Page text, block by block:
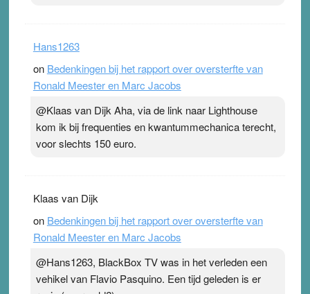
Hans1263
on Bedenkingen bij het rapport over oversterfte van
Ronald Meester en Marc Jacobs
@Klaas van Dijk Aha, via de link naar Lighthouse
kom ik bij frequenties en kwantummechanica terecht,
voor slechts 150 euro.
Klaas van Dijk
on Bedenkingen bij het rapport over oversterfte van
Ronald Meester en Marc Jacobs
@Hans1263, BlackBox TV was in het verleden een
vehikel van Flavio Pasquino. Een tijd geleden is er